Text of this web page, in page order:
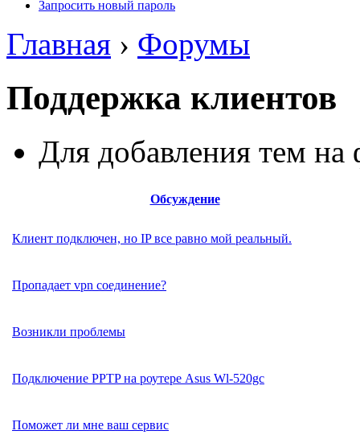
Запросить новый пароль
Главная › Форумы
Поддержка клиентов
Для добавления тем
Обсуждение
Клиент подключен, но IP все равно мой реальный.
Пропадает vpn соединение?
Возникли проблемы
Подключение PPTP на роутере Asus Wl-520gc
Поможет ли мне ваш сервис